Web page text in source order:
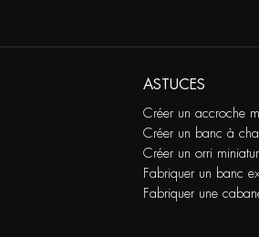
ASTUCES
Créer un accroche
Créer un banc à
Créer un orri
Fabriquer un banc
Fabriquer une